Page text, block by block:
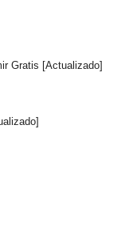
Gratis [Actualizado]